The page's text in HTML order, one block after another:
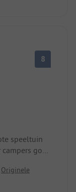
8
speeltuin
goed
Originele